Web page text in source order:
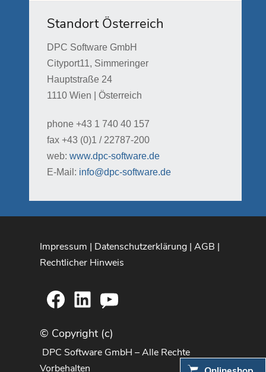
Standort Österreich
DPC Software GmbH
Cityport11, Simmeringer
Hauptstraße 24
1110 Wien | Österreich
phone +43 1 740 40 157
fax +43 (0)1 / 22787-200
web: www.dpc-software.de
E-Mail: info@dpc-software.de
Impressum | Datenschutzerklärung |AGB |
Rechtlicher Hinweis
Facebook
LinkedIn
YouTube
© Copyright (c)
DPC Software GmbH – Alle Rechte
Vorbehalten